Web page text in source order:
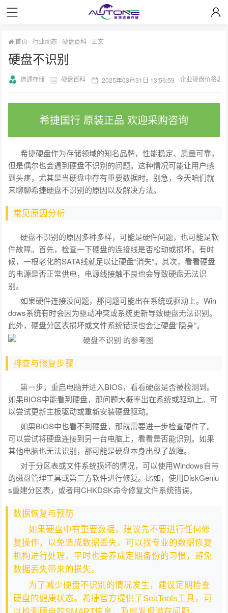
首页 -行业动态-硬盘百科- 正文
硬盘不识别
道通存储 硬盘百科 2025年03月31日 13:56:59 企业硬盘价格表
希捷国行 原装正品 欢迎采购咨询
希捷硬盘作为存储领域的知名品牌，性能稳定、质量可靠，
但是偶尔也会遇到硬盘不识别的问题。这种情况可能让用户感
到头疼，尤其是当硬盘中存有重要数据时。别急，今天咱们就
来聊聊希捷硬盘不识别的原因以及解决方法。
常见原因分析
硬盘不识别的原因多种多样，可能是硬件问题，也可能是软
件故障。首先，检查一下硬盘的连接线是否松动或损坏。有时
候，一根老化的SATA线就足以让硬盘“消失”。其次，看看硬盘
的电源是否正常供电，电源线接触不良也会导致硬盘无法识
别。
如果硬件连接没问题，那问题可能出在系统或驱动上。Win
dows系统有时会因为驱动冲突或系统更新导致硬盘无法识别。
此外，硬盘分区表损坏或文件系统错误也会让硬盘“隐身”。
排查与修复步骤
第一步，重启电脑并进入BIOS，看看硬盘是否被检测到。
如果BIOS中能看到硬盘，那问题大概率出在系统或驱动上。可
以尝试更新主板驱动或重新安装硬盘驱动。
如果BIOS中也看不到硬盘，那就需要进一步检查硬件了。
可以尝试将硬盘连接到另一台电脑上，看看是否能识别。如果
其他电脑也无法识别，那可能是硬盘本身出现了故障。
对于分区表或文件系统损坏的情况，可以使用Windows自带
的磁盘管理工具或第三方软件进行修复。比如，使用DiskGeniu
s重建分区表，或者用CHKDSK命令修复文件系统错误。
数据恢复与预防
如果硬盘中有重要数据，建议先不要进行任何修
复操作，以免造成数据丢失。可以找专业的数据恢复
机构进行处理。平时也要养成定期备份的习惯，避免
数据丢失带来的损失。
为了减少硬盘不识别的情况发生，建议定期检查
硬盘的健康状态。希捷官方提供了SeaTools工具，可